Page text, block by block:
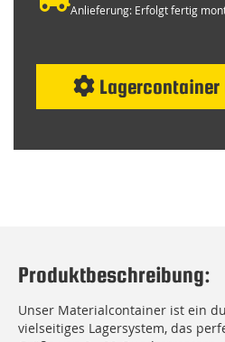
Anlieferung: Erfolgt fertig
Produktbeschreibung:
Unser Materialcontainer ist ein
vielseitiges Lagersystem, das